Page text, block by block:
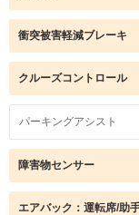
衝突被害軽減ブレーキ
クルーズコントロール
パーキングアシスト
障害物センサー
エアバック：運転席/助